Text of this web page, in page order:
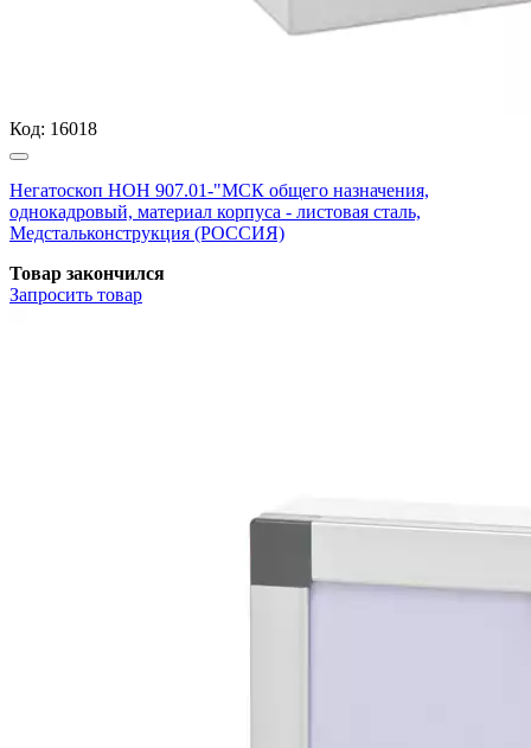
Код: 16018
Негатоскоп НОН 907.01-"МСК общего назначения,
однокадровый, материал корпуса - листовая сталь,
Медстальконструкция (РОССИЯ)
Товар закончился
Запросить товар